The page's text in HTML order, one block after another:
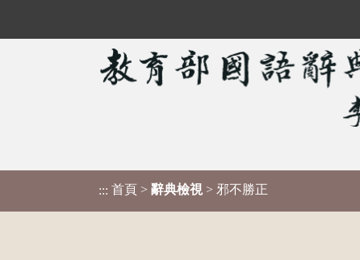
::: 首頁 > 辭典檢視 > 邪不勝正